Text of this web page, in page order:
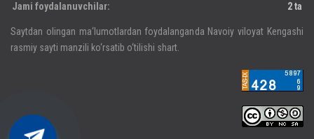
Jami foydalanuvchilar:
2 ta
Saytdan olingan ma‘lumotlardan foydalanganda Navoiy viloyat Kengashi
rasmiy sayti manzili ko‘rsatib o‘tilishi shart.